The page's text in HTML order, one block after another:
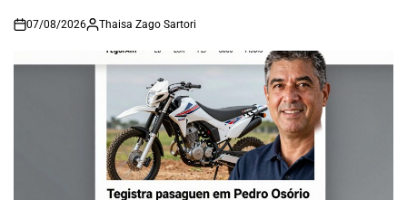
on
07/08/2026 Thaisa Zago Sartori